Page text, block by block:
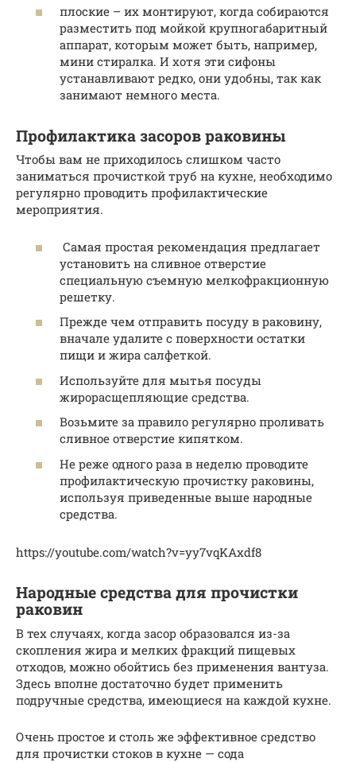
плоские – их монтируют, когда собираются
разместить под мойкой крупногабаритный
аппарат, которым может быть, например,
мини стиралка. И хотя эти сифоны
устанавливают редко, они удобны, так как
занимают немного места.
Профилактика засоров раковины
Чтобы вам не приходилось слишком часто
заниматься прочисткой труб на кухне, необходимо
регулярно проводить профилактические
мероприятия.
Самая простая рекомендация предлагает
установить на сливное отверстие
специальную съемную мелкофракционную
решетку.
Прежде чем отправить посуду в раковину,
вначале удалите с поверхности остатки
пищи и жира салфеткой.
Используйте для мытья посуды
жирорасщепляющие средства.
Возьмите за правило регулярно проливать
сливное отверстие кипятком.
Не реже одного раза в неделю проводите
профилактическую прочистку раковины,
используя приведенные выше народные
средства.
https://youtube.com/watch?v=yy7vqKAxdf8
Народные средства для прочистки
раковин
В тех случаях, когда засор образовался из-за
скопления жира и мелких фракций пищевых
отходов, можно обойтись без применения вантуза.
Здесь вполне достаточно будет применить
подручные средства, имеющиеся на каждой кухне.
Очень простое и столь же эффективное средство
для прочистки стоков в кухне — сода